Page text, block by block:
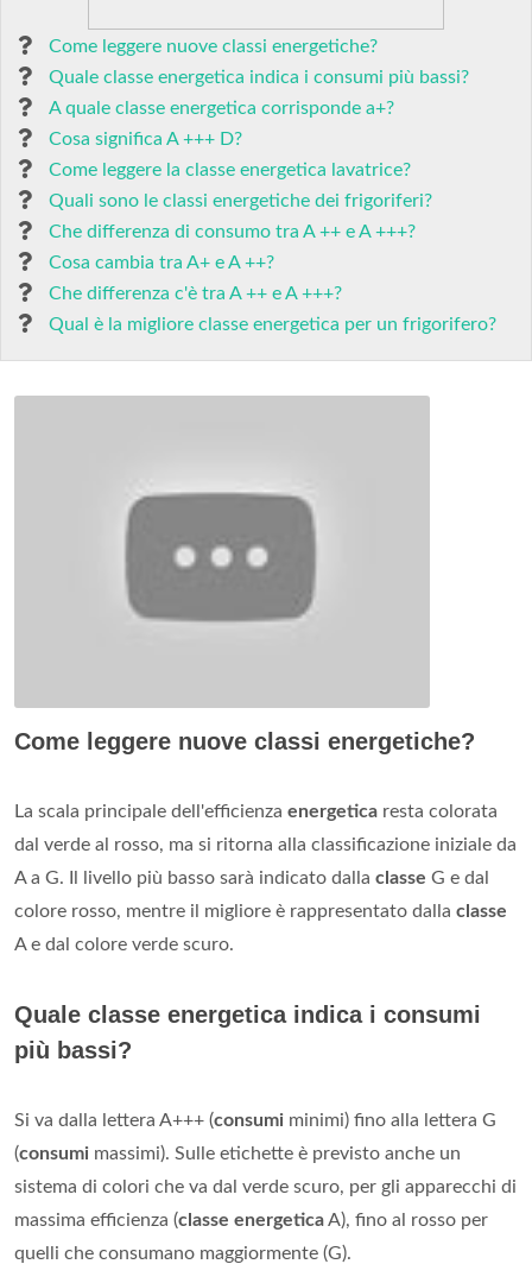
Come leggere nuove classi energetiche?
Quale classe energetica indica i consumi più bassi?
A quale classe energetica corrisponde a+?
Cosa significa A +++ D?
Come leggere la classe energetica lavatrice?
Quali sono le classi energetiche dei frigoriferi?
Che differenza di consumo tra A ++ e A +++?
Cosa cambia tra A+ e A ++?
Che differenza c'è tra A ++ e A +++?
Qual è la migliore classe energetica per un frigorifero?
Come leggere nuove classi energetiche?
La scala principale dell'efficienza energetica resta colorata
dal verde al rosso, ma si ritorna alla classificazione iniziale da
A a G. Il livello più basso sarà indicato dalla classe G e dal
colore rosso, mentre il migliore è rappresentato dalla classe
A e dal colore verde scuro.
Quale classe energetica indica i consumi
più bassi?
Si va dalla lettera A+++ (consumi minimi) fino alla lettera G
(consumi massimi). Sulle etichette è previsto anche un
sistema di colori che va dal verde scuro, per gli apparecchi di
massima efficienza (classe energeticaA), fino al rosso per
quelli che consumano maggiormente (G).